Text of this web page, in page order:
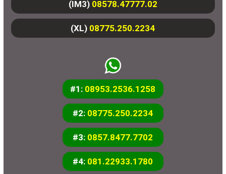
(IM3) 08578.47777.02
(XL) 08775.250.2234
#1: 08953.2536.1258
#2: 08775.250.2234
#3: 0857.8477.7702
#4: 081.22933.1780